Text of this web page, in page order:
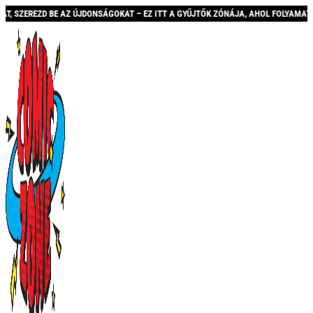
AZ ÚJDONSÁGOKAT – EZ ITT A GYŰJTŐK ZÓNÁJA, AHOL FOLYAMATOSAN